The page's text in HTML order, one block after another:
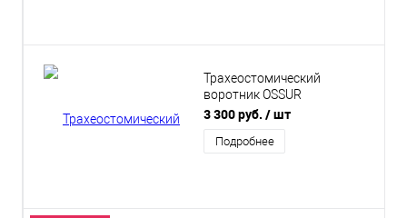
Трахеостомический
воротник OSSUR
Philadelphia PHP-T4
3 300 руб. / шт
Подробнее